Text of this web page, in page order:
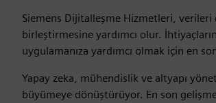
Siemens Dijitalleşme Hizmetleri,
birleştirmesine yardımcı olur.
uygulamanıza yardımcı olmak için en
Yapay zeka, mühendislik ve altyapı
büyümeye dönüştürüyor. En son